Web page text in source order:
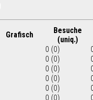
Grafisch
Besuche
(uniq.)
0 (0)
0 (0)
0 (0)
0 (0)
0 (0)
0 (0)